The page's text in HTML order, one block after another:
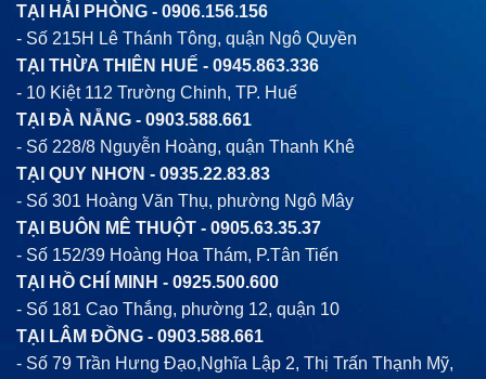
TẠI HẢI PHÒNG - 0906.156.156
- Số 215H Lê Thánh Tông, quận Ngô Quyền
TẠI THỪA THIÊN HUẾ - 0945.863.336
- 10 Kiệt 112 Trường Chinh, TP. Huế
TẠI ĐÀ NẴNG - 0903.588.661
- Số 228/8 Nguyễn Hoàng, quận Thanh Khê
TẠI QUY NHƠN - 0935.22.83.83
- Số 301 Hoàng Văn Thụ, phường Ngô Mây
TẠI BUÔN MÊ THUỘT - 0905.63.35.37
- Số 152/39 Hoàng Hoa Thám, P.Tân Tiến
TẠI HỒ CHÍ MINH - 0925.500.600
- Số 181 Cao Thắng, phường 12, quận 10
TẠI LÂM ĐỒNG - 0903.588.661
- Số 79 Trần Hưng Đạo,Nghĩa Lập 2, Thị Trấn Thạnh Mỹ,